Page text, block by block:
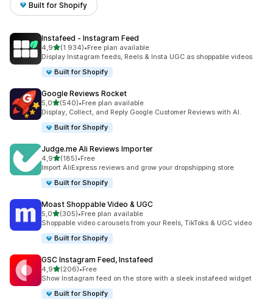
Built for Shopify
Instafeed ‑ Instagram Feed
4,9na 5 gwiazdek
(1 934)
Łączna liczba recenzji: 1934
•Free plan available
Display Instagram feeds, Reels & Insta UGC as shoppable videos
Built for Shopify
Google Reviews Rocket
5,0na 5 gwiazdek
(540)
Łączna liczba recenzji: 540
•Free plan available
Display, Collect, and Reply Google Customer Reviews with AI.
Built for Shopify
Judge.me Ali Reviews Importer
4,9na 5 gwiazdek
(185)
Łączna liczba recenzji: 185
•Free
Import AliExpress reviews and grow your dropshipping store
Built for Shopify
Moast Shoppable Video & UGC
5,0na 5 gwiazdek
(305)
Łączna liczba recenzji: 305
•Free plan available
Shoppable video carousels from your Reels, TikToks & UGC video
Built for Shopify
GSC Instagram Feed, Instafeed
4,9na 5 gwiazdek
(206)
Łączna liczba recenzji: 206
•Free
Show Instagram feed on the store with a sleek instafeed widget
Built for Shopify